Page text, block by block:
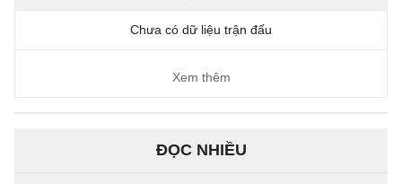
Chưa có dữ liệu trận đấu
Xem thêm
ĐỌC NHIỀU